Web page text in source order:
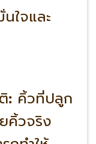
ใจและ
:คิ้วที่ปลูก
คิ้วจริง